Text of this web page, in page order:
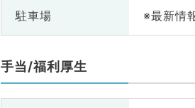
駐車場 ※最新情
手当/福利厚生